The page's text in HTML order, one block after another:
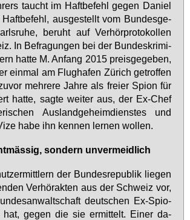
taucht im Haft­be­fehl ge­gen Da­ni­el
aus­ge­stellt vom Bun­des­ge­
be­ruht auf Ver­hör­pro­to­kol­len
In Be­fra­gun­gen bei der Bun­des­kri­mi­
hat­te M. An­fang 2015 preis­ge­ge­ben,
ein­mal am Flug­ha­fen Zü­rich ge­trof­fen
meh­re­re Jah­re als frei­er Spi­on für
hat­te, sag­te wei­ter aus, der Ex-Chef
Aus­land­ge­heim­diens­tes und
ha­be ihn ken­nen ler­nen wol­len.
son­dern un­ver­meid­lich
der Bun­des­re­pu­blik lie­gen
Ver­hör­ak­ten aus der Schweiz vor,
deut­schen Ex-Spio­
hat, ge­gen die sie er­mit­telt. Ei­ner da­